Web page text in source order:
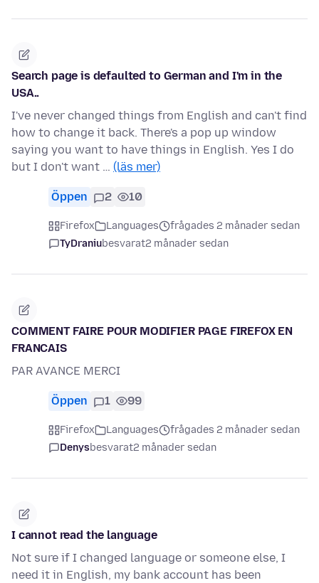
Search page is defaulted to German and I'm in the
USA..
I've never changed things from English and can't find
how to change it back. There's a pop up window
saying you want to have things in English. Yes I do
but I don't want … (läs mer)
Öppen 2 10
Firefox Languages
frågades 2 månader sedan
TyDraniubesvarat2 månader sedan
COMMENT FAIRE POUR MODIFIER PAGE FIREFOX EN
FRANCAIS
PAR AVANCE MERCI
Öppen 1 99
Firefox Languages
frågades 2 månader sedan
Denysbesvarat2 månader sedan
I cannot read the language
Not sure if I changed language or someone else, I
need it in English, my bank account has been